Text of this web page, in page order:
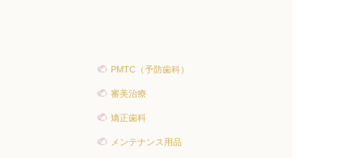
PMTC（予防歯科）
審美治療
矯正歯科
メンテナンス用品